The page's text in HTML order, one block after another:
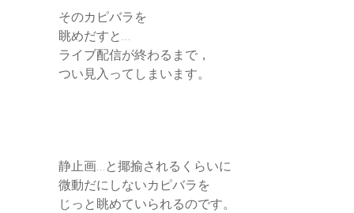
そのカピバラを
眺めだすと…
ライブ配信が終わるまで，
つい見入ってしまいます。
静止画…と揶揄されるくらいに
微動だにしないカピバラを
じっと眺めていられるのです。